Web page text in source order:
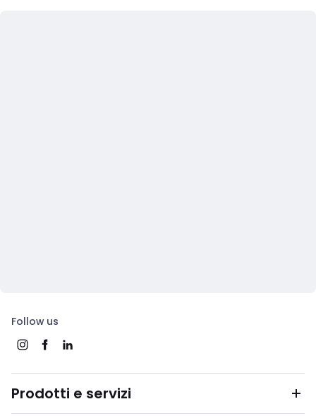
Follow us
Prodotti e servizi